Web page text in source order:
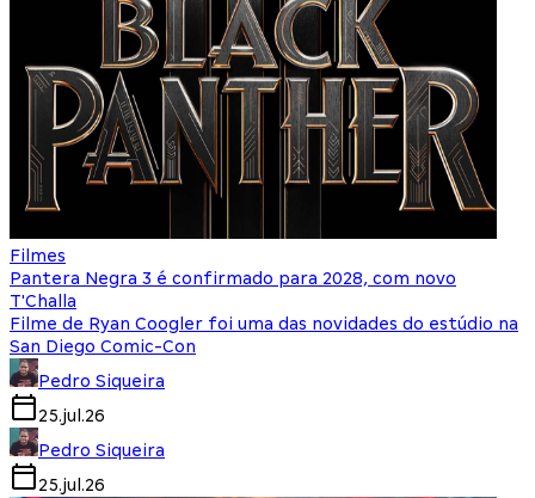
Filmes
Pantera Negra 3 é confirmado para 2028, com novo
T'Challa
Filme de Ryan Coogler foi uma das novidades do estúdio na
San Diego Comic-Con
Pedro Siqueira
25.jul.26
Pedro Siqueira
25.jul.26